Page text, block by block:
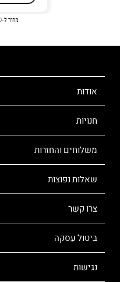
מחיר ל-100 גרם: 718.18 ₪
אודות
חנויות
משלוחים והחזרות
שאלות נפוצות
צרו קשר
ביטול עסקה
נגישות